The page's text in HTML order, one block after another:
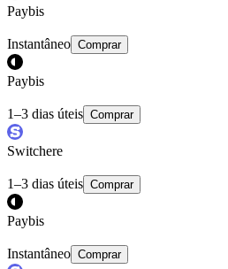
Paybis
Instantâneo Comprar
Paybis
1–3 dias úteis Comprar
Switchere
1–3 dias úteis Comprar
Paybis
Instantâneo Comprar